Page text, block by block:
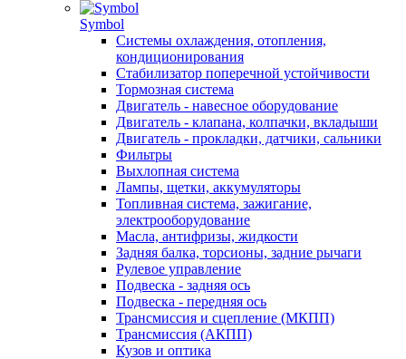
Symbol
Системы охлаждения, отопления,
кондиционирования
Стабилизатор поперечной устойчивости
Тормозная система
Двигатель - навесное оборудование
Двигатель - клапана, колпачки, вкладыши
Двигатель - прокладки, датчики, сальники
Фильтры
Выхлопная система
Лампы, щетки, аккумуляторы
Топливная система, зажигание,
электрооборудование
Масла, антифризы, жидкости
Задняя балка, торсионы, задние рычаги
Рулевое управление
Подвеска - задняя ось
Подвеска - передняя ось
Трансмиссия и сцепление (МКПП)
Трансмиссия (АКПП)
Кузов и оптика